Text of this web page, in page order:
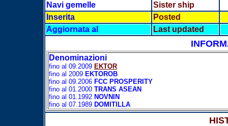
Navi gemelle
Sister ship
Inserita
Posted
Aggiornata al
Last updated
Denominazioni
fino al 09.2009 EKTOR
fino al 2009EKTOROB
fino al 09.2006FCC PROSPERITY
fino al 01.2000 TRANS ASEAN
fino al 01.1992NOVNIN
fino al 07.1989DOMITILLA